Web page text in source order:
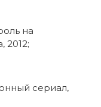
на
2012;
сериал,